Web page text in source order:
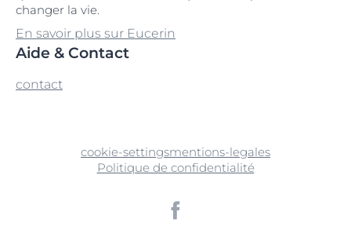
changer la vie.
En savoir plus sur Eucerin
Aide & Contact
contact
cookie-settingsmentions-legales
Politique de confidentialité